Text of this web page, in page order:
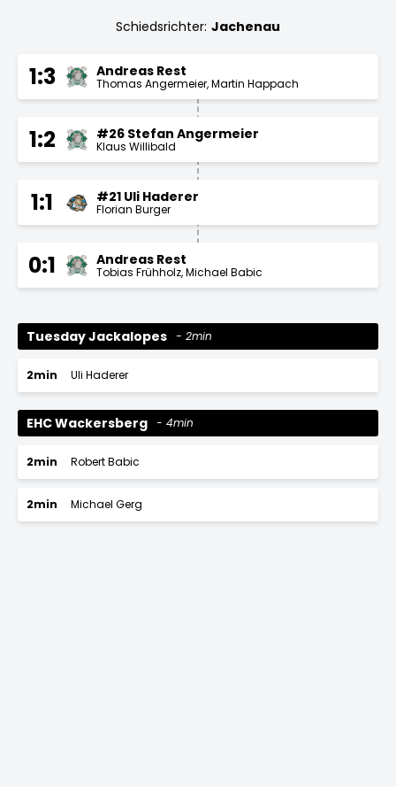
Schiedsrichter: Jachenau
1:3 Andreas Rest
Thomas Angermeier Martin Happach
1:2 #26 Stefan Angermeier
Klaus Willibald
1:1 #21 Uli Haderer
Florian Burger
0:1 Andreas Rest
Tobias Frühholz Michael Babic
Tuesday Jackalopes 2min
2min Uli Haderer
EHC Wackersberg 4min
2min Robert Babic
2min Michael Gerg